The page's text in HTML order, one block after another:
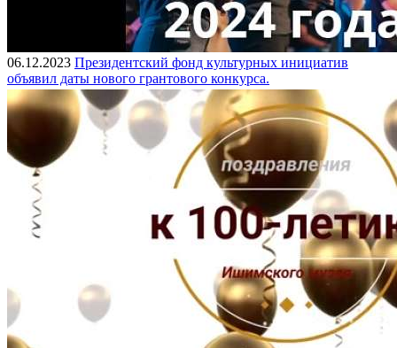
06.12.2023 Президентский фонд культурных инициатив
объявил даты нового грантового конкурса.